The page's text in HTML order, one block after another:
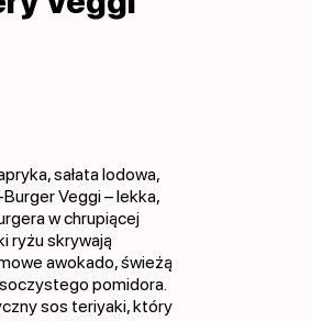
sałata lodowa,
Veggi – lekka,
w chrupiącej
ryżu skrywają
awokado, świeżą
pomidora.
sos teriyaki, który